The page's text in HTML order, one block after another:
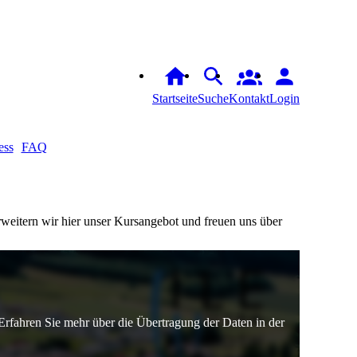
StartseiteSucheKontaktLogin
FAQ
wir hier unser Kursangebot und freuen uns über
Sie mehr über die Übertragung der Daten in der